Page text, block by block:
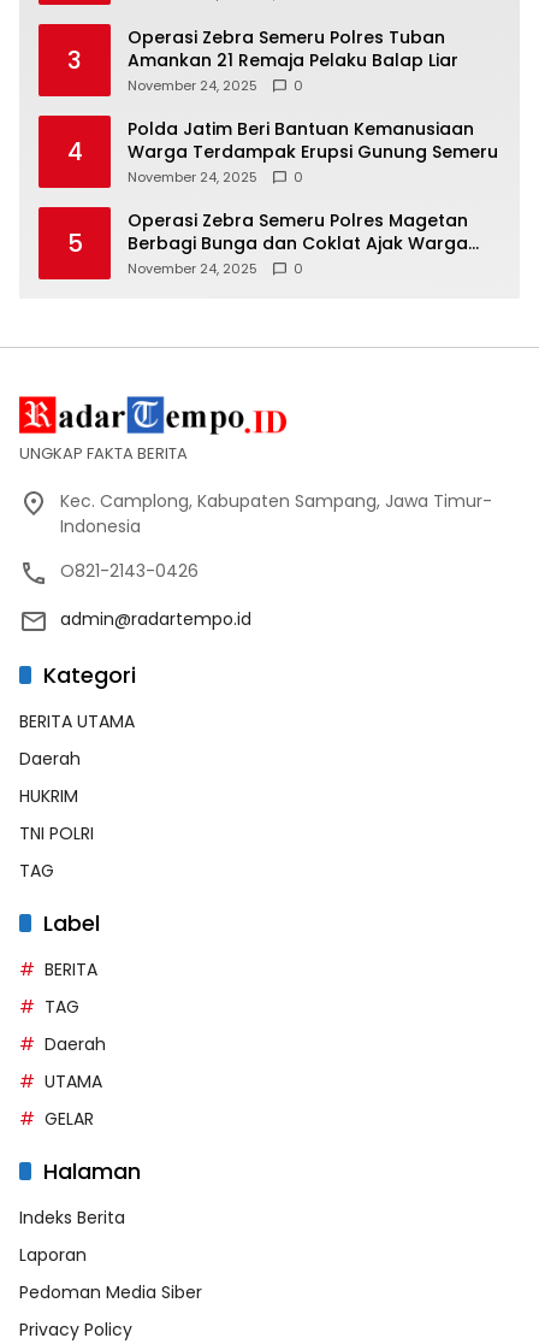
3
Operasi Zebra Semeru Polres Tuban
Amankan 21 Remaja Pelaku Balap Liar
November 24, 2025 0
4
Polda Jatim Beri Bantuan Kemanusiaan
Warga Terdampak Erupsi Gunung Semeru
November 24, 2025 0
5
Operasi Zebra Semeru Polres Magetan
Berbagi Bunga dan Coklat Ajak Warga
Tertib Lalin
November 24, 2025 0
UNGKAP FAKTA BERITA
Kec. Camplong, Kabupaten Sampang, Jawa Timur-
Indonesia
O821-2143-0426
admin@radartempo.id
Kategori
BERITA UTAMA
Daerah
HUKRIM
TNI POLRI
TAG
Label
BERITA
TAG
Daerah
UTAMA
GELAR
Halaman
Indeks Berita
Laporan
Pedoman Media Siber
Privacy Policy